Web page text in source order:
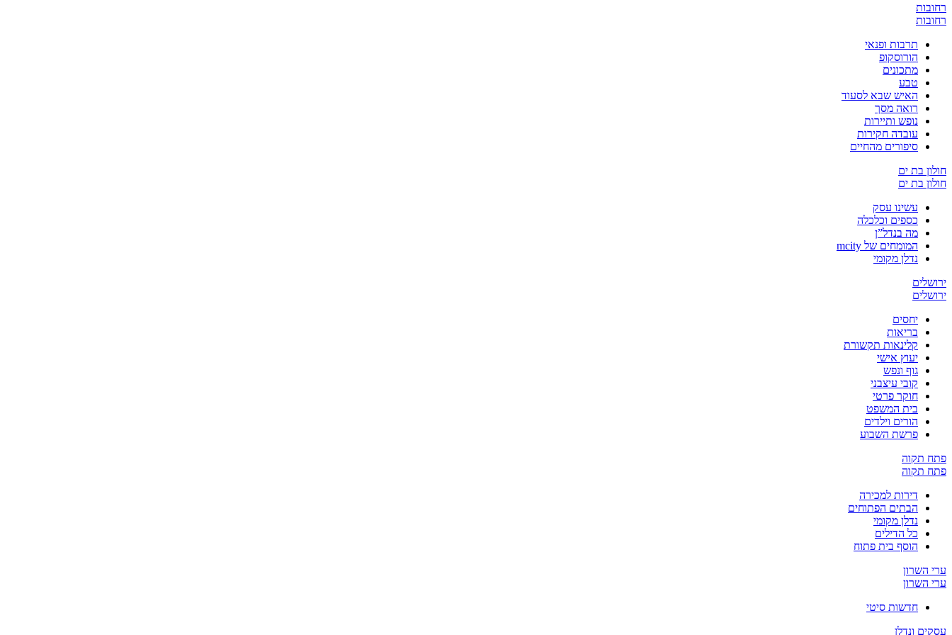
רחובות
רחובות
תרבות ופנאי
הורוסקופ
מתכונים
טבע
האיש שבא לסעוד
רואה מסך
נופש ותיירות
עובדה חקירות
סיפורים מהחיים
חולון בת ים
חולון בת ים
עשינו עסק
כספים וכלכלה
מה בנדל”ן
המומחים של mcity
נדלן מקומי
ירושלים
ירושלים
יחסים
בריאות
קלינאות תקשורת
יעוץ אישי
גוף ונפש
קובי עיצבני
חוקר פרטי
בית המשפט
הורים וילדים
פרשת השבוע
פתח תקוה
פתח תקוה
דירות למכירה
הבתים הפתוחים
נדלן מקומי
כל הדילים
הוסף בית פתוח
ערי השרון
ערי השרון
חדשות סיטי
עסקים ונדלן